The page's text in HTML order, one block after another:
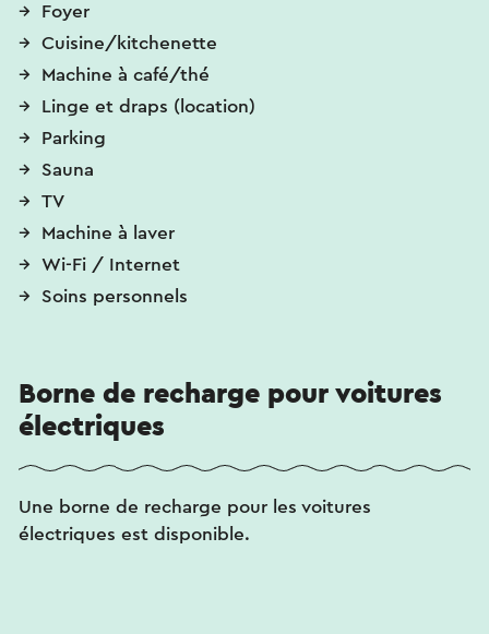
Foyer
Cuisine/kitchenette
Machine à café/thé
Linge et draps (location)
Parking
Sauna
TV
Machine à laver
Wi-Fi / Internet
Soins personnels
Borne de recharge pour voitures
électriques
Une borne de recharge pour les voitures
électriques est disponible.